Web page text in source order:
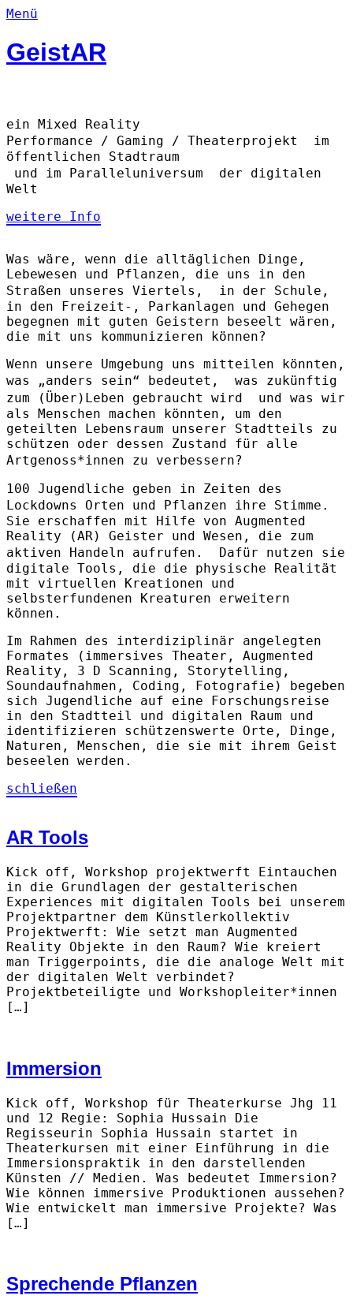
Menü
GeistAR
ein Mixed Reality
Performance / Gaming / Theaterprojekt im
öffentlichen Stadtraum
und im Paralleluniversum der digitalen
Welt
weitere Info
Was wäre, wenn die alltäglichen Dinge,
Lebewesen und Pflanzen, die uns in den
Straßen unseres Viertels, in der Schule,
in den Freizeit-, Parkanlagen und Gehegen
begegnen mit guten Geistern beseelt wären,
die mit uns kommunizieren können?
Wenn unsere Umgebung uns mitteilen könnten,
was „anders sein“ bedeutet, was zukünftig
zum (Über)Leben gebraucht wird und was wir
als Menschen machen könnten, um den
geteilten Lebensraum unserer Stadtteils zu
schützen oder dessen Zustand für alle
Artgenoss*innen zu verbessern?
100 Jugendliche geben in Zeiten des
Lockdowns Orten und Pflanzen ihre Stimme.
Sie erschaffen mit Hilfe von Augmented
Reality (AR) Geister und Wesen, die zum
aktiven Handeln aufrufen. Dafür nutzen sie
digitale Tools, die die physische Realität
mit virtuellen Kreationen und
selbsterfundenen Kreaturen erweitern
können.
Im Rahmen des interdiziplinär angelegten
Formates (immersives Theater, Augmented
Reality, 3 D Scanning, Storytelling,
Soundaufnahmen, Coding, Fotografie) begeben
sich Jugendliche auf eine Forschungsreise
in den Stadtteil und digitalen Raum und
identifizieren schützenswerte Orte, Dinge,
Naturen, Menschen, die sie mit ihrem Geist
beseelen werden.
schließen
AR Tools
Kick off, Workshop projektwerft Eintauchen
in die Grundlagen der gestalterischen
Experiences mit digitalen Tools bei unserem
Projektpartner dem Künstlerkollektiv
Projektwerft: Wie setzt man Augmented
Reality Objekte in den Raum? Wie kreiert
man Triggerpoints, die die analoge Welt mit
der digitalen Welt verbindet?
Projektbeteiligte und Workshopleiter*innen
[…]
Immersion
Kick off, Workshop für Theaterkurse Jhg 11
und 12 Regie: Sophia Hussain Die
Regisseurin Sophia Hussain startet in
Theaterkursen mit einer Einführung in die
Immersionspraktik in den darstellenden
Künsten // Medien. Was bedeutet Immersion?
Wie können immersive Produktionen aussehen?
Wie entwickelt man immersive Projekte? Was
[…]
Sprechende Pflanzen